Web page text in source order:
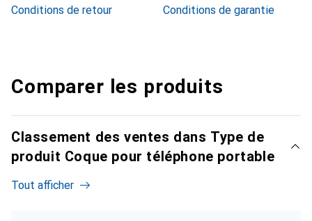
Conditions de retour
Conditions de garantie
Comparer les produits
Classement des ventes dans Type de
produit Coque pour téléphone portable
Tout afficher